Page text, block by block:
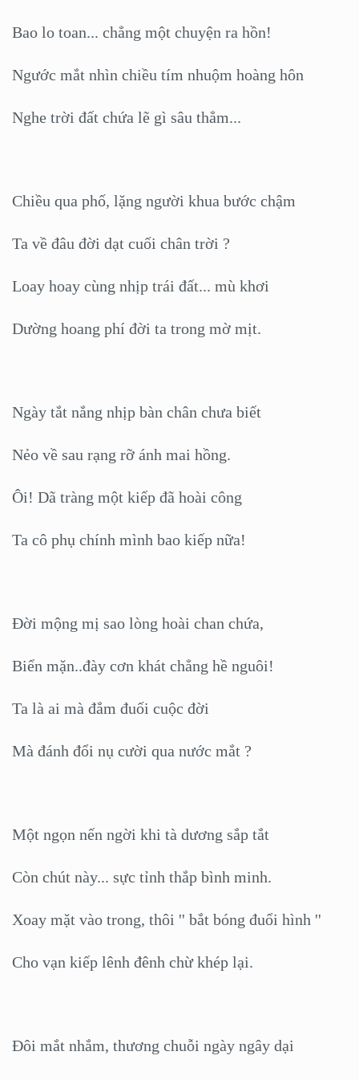
Bao lo toan... chẳng một chuyện ra hồn!
Ngước mắt nhìn chiều tím nhuộm hoàng hôn
Nghe trời đất chứa lẽ gì sâu thẳm...
Chiều qua phố, lặng người khua bước chậm
Ta về đâu đời dạt cuối chân trời ?
Loay hoay cùng nhịp trái đất... mù khơi
Dường hoang phí đời ta trong mờ mịt.
Ngày tắt nắng nhịp bàn chân chưa biết
Nẻo về sau rạng rỡ ánh mai hồng.
Ôi! Dã tràng một kiếp đã hoài công
Ta cô phụ chính mình bao kiếp nữa!
Đời mộng mị sao lòng hoài chan chứa,
Biển mặn..đày cơn khát chẳng hề nguôi!
Ta là ai mà đắm đuối cuộc đời
Mà đánh đổi nụ cười qua nước mắt ?
Một ngọn nến ngời khi tà dương sắp tắt
Còn chút này... sực tỉnh thắp bình minh.
Xoay mặt vào trong, thôi '' bắt bóng đuổi hình ''
Cho vạn kiếp lênh đênh chừ khép lại.
Đôi mắt nhắm, thương chuỗi ngày ngây dại